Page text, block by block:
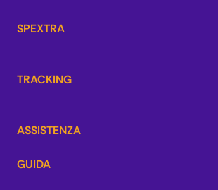
SPEXTRA
TRACKING
ASSISTENZA
GUIDA